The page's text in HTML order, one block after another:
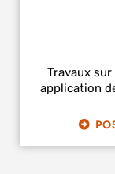
Travaux
application